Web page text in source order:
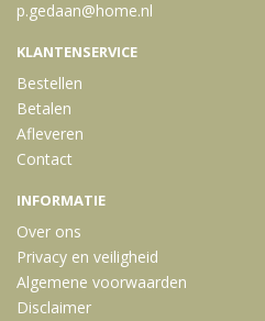
p.gedaan@home.nl
KLANTENSERVICE
Bestellen
Betalen
Afleveren
Contact
INFORMATIE
Over ons
Privacy en veiligheid
Algemene voorwaarden
Disclaimer